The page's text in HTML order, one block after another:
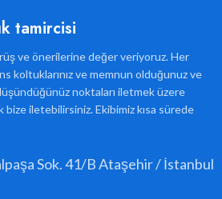
tamircisi
ve önerilerine değer veriyoruz. Her
koltuklarınız ve memnun olduğunuz ve
noktaları iletmek üzere
bize iletebilirsiniz. Ekibimiz kısa sürede
Sok. 41/B Ataşehir / İstanbul